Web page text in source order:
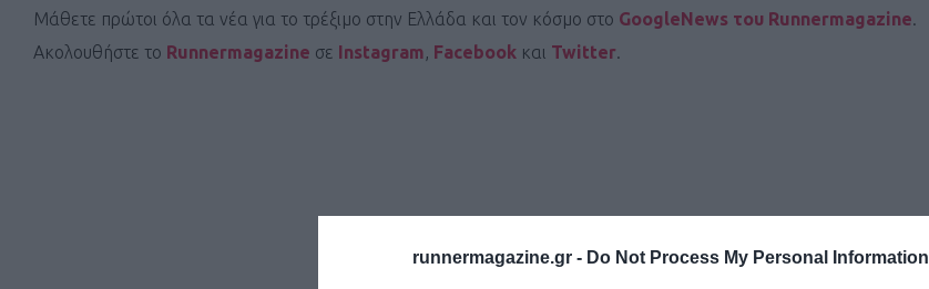
runnermagazine.gr - Do Not Process My Personal Information
Μάθετε πρώτοι όλα τα νέα για το τρέξιμο στην Ελλάδα και τον κόσμο στο GoogleNews του Runnermagazine.
Ακολουθήστε το Runnermagazine σε Instagram, Facebook και Twitter.